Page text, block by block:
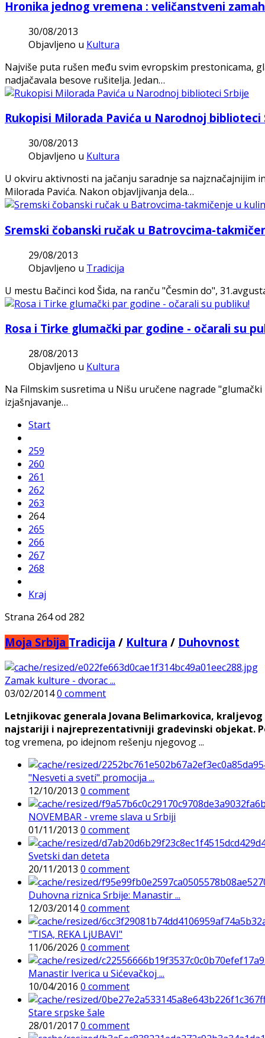
Hronika jednog vremena : veličanstveni
30/08/2013
Objavljeno u Kultura
Najviše puta rušen među svim evropskim prestonicama,
nadjačavala besove rušitelja. Jedan…
Rukopisi Milorada Pavića u Narodnoj biblioteci
30/08/2013
Objavljeno u Kultura
U okviru aktivnosti na jačanju saradnje sa najznačajnijim
Milorada Pavića. Nakon objavljivanja dela…
Sremski čobanski ručak u Batrovcima-
29/08/2013
Objavljeno u Tradicija
U mestu Bačinci kod Šida, na ranču "Česmin do",
Rosa i Tirke glumački par godine - očarali su
28/08/2013
Objavljeno u Kultura
Na Filmskim susretima u Nišu uručene nagrade
izjašnjavanje…
Start
259
260
261
262
263
264
265
266
267
268
Kraj
Strana 264 od 282
Moja Srbija Tradicija / Kultura / Duhovnost
Zamak kulture - dvorac ...
03/02/20140 comment
Letnjikovac generala Jovana Belimarkovica,
najstariji i najreprezentativniji gradevinski objekat.
tog vremena, po idejnom rešenju njegovog ...
"Nesveti a sveti" promocija ...
12/10/2013 0 comment
NOVEMBAR - vreme slava u Srbiji
01/11/2013 0 comment
Svetski dan deteta
20/11/2013 0 comment
Duhovna riznica Srbije: Manastir ...
12/03/20140 comment
"TISA, REKA LjUBAVI"
11/06/2026 0 comment
Manastir Iverica u Sićevačkoj ...
10/04/2016 0 comment
Stare srpske šale
28/01/20170 comment